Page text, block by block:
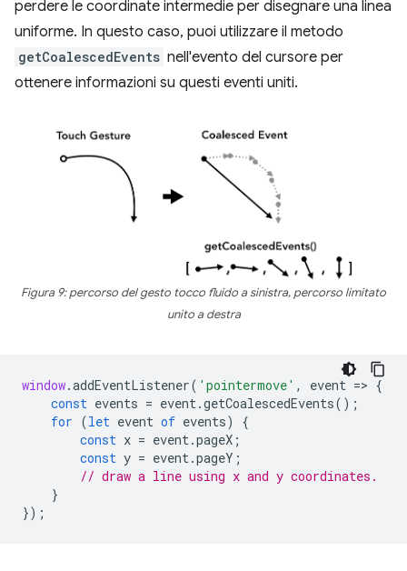
perdere le coordinate intermedie per disegnare una linea
uniforme. In questo caso, puoi utilizzare il metodo
getCoalescedEvents nell'evento del cursore per
ottenere informazioni su questi eventi uniti.
Figura 9: percorso del gesto tocco fluido a sinistra, percorso limitato
unito a destra
window.addEventListener( 'pointermove' , event => {
const events = event.getCoalescedEvents();
for (let event of events)
{
const x = event.pageX ;
const y = event.pageY ;
// draw a line using x and y coordinates.
}
});